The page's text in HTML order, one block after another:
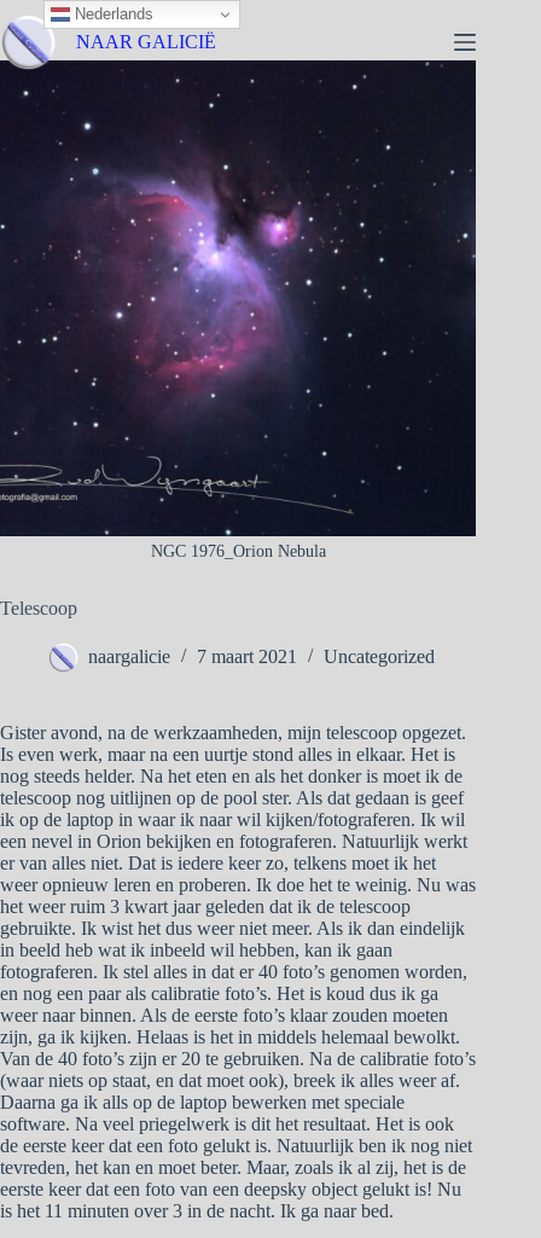
NAAR GALICIË
NGC 1976_Orion Nebula
Telescoop
naargalicie 7 maart 2021 Uncategorized
Gister avond, na de werkzaamheden, mijn telescoop opgezet.
Is even werk, maar na een uurtje stond alles in elkaar. Het is
nog steeds helder. Na het eten en als het donker is moet ik de
telescoop nog uitlijnen op de pool ster. Als dat gedaan is geef
ik op de laptop in waar ik naar wil kijken/fotograferen. Ik wil
een nevel in Orion bekijken en fotograferen. Natuurlijk werkt
er van alles niet. Dat is iedere keer zo, telkens moet ik het
weer opnieuw leren en proberen. Ik doe het te weinig. Nu was
het weer ruim 3 kwart jaar geleden dat ik de telescoop
gebruikte. Ik wist het dus weer niet meer. Als ik dan eindelijk
in beeld heb wat ik inbeeld wil hebben, kan ik gaan
fotograferen. Ik stel alles in dat er 40 foto’s genomen worden,
en nog een paar als calibratie foto’s. Het is koud dus ik ga
weer naar binnen. Als de eerste foto’s klaar zouden moeten
zijn, ga ik kijken. Helaas is het in middels helemaal bewolkt.
Van de 40 foto’s zijn er 20 te gebruiken. Na de calibratie foto’s
(waar niets op staat, en dat moet ook), breek ik alles weer af.
Daarna ga ik alls op de laptop bewerken met speciale
software. Na veel priegelwerk is dit het resultaat. Het is ook
de eerste keer dat een foto gelukt is. Natuurlijk ben ik nog niet
tevreden, het kan en moet beter. Maar, zoals ik al zij, het is de
eerste keer dat een foto van een deepsky object gelukt is! Nu
is het 11 minuten over 3 in de nacht. Ik ga naar bed.
Nederlands